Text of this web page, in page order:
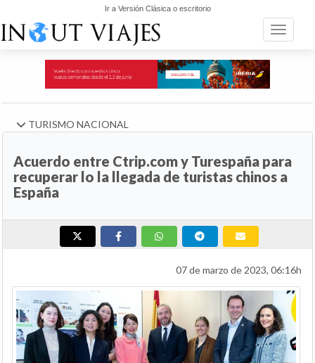
Ir a Versión Clásica o escritorio
Toggle
TURISMO NACIONAL
Acuerdo entre Ctrip.com y Turespaña para
recuperar lo la llegada de turistas chinos a
España
07 de marzo de 2023, 06:16h